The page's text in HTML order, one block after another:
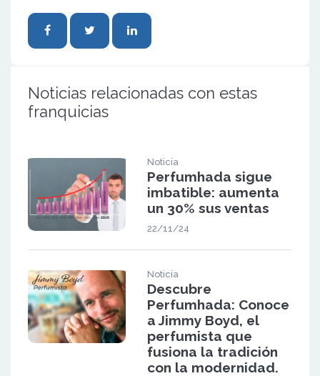
Noticias relacionadas con estas
franquicias
Noticia
Perfumhada sigue
imbatible: aumenta
un 30% sus ventas
22/11/24
Noticia
Descubre
Perfumhada: Conoce
a Jimmy Boyd, el
perfumista que
fusiona la tradición
con la modernidad.